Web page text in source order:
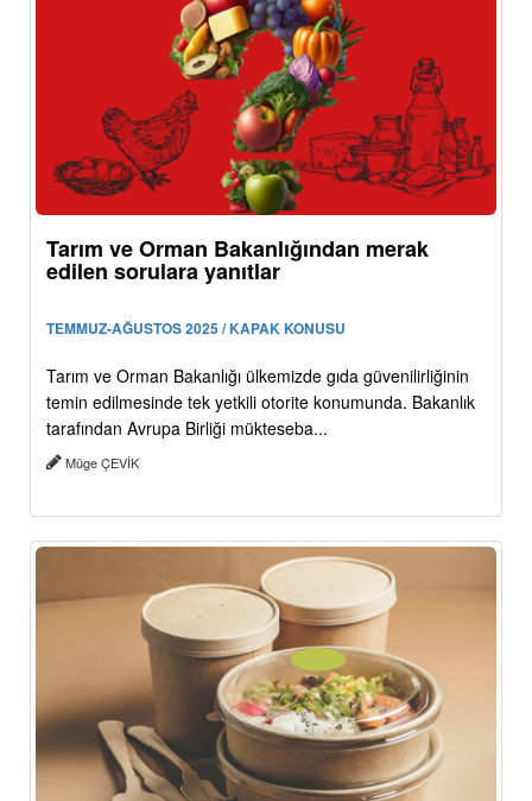
Tarım ve Orman Bakanlığından merak
edilen sorulara yanıtlar
TEMMUZ-AĞUSTOS 2025 / KAPAK KONUSU
Tarım ve Orman Bakanlığı ülkemizde gıda güvenilirliğinin
temin edilmesinde tek yetkili otorite konumunda. Bakanlık
tarafından Avrupa Birliği mükteseba...
Müge ÇEVİK